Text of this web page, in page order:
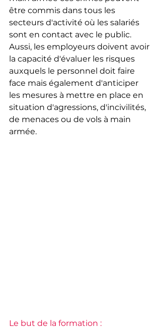
être commis dans tous les
secteurs d'activité où les salariés
sont en contact avec le public.
Aussi, les employeurs doivent avoir
la capacité d'évaluer les risques
auxquels le personnel doit faire
face mais également d'anticiper
les mesures à mettre en place en
situation d'agressions, d'incivilités,
de menaces ou de vols à main
armée.
Le but de la formation :